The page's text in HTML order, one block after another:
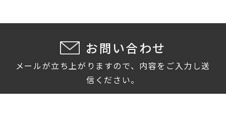
お問い合わせ
メールが立ち上がりますので、内容をご入力し送
信ください。